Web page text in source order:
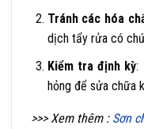
Tránh các hóa
dịch tẩy rửa có
Kiểm tra định kỳ:
hỏng để sửa chữa
>>> Xem thêm : Sơn